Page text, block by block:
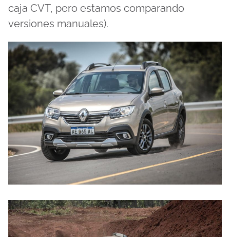
caja CVT, pero estamos comparando
versiones manuales).